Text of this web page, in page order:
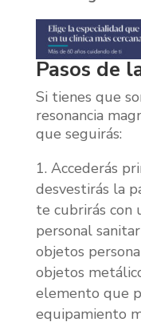
Pasos de
Si tienes que
resonancia
que seguirás:
Accederás
desvestirás la
te cubrirás con
personal
objetos
objetos
elemento que
equipamiento